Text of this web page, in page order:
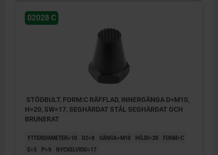
02028 C
STÖDBULT, FORM:C RÄFFLAD, INNERGÄNGA D=M10,
H=20, SW=17, SEGHÄRDAT STÅL SEGHÄRDAT OCH
BRUNERAT
YTTERDIAMETER=10 D2=8 GÄNGA=M10 HÖJD=20
FORM=C
E=5
P=9 NYCKELVIDD=17